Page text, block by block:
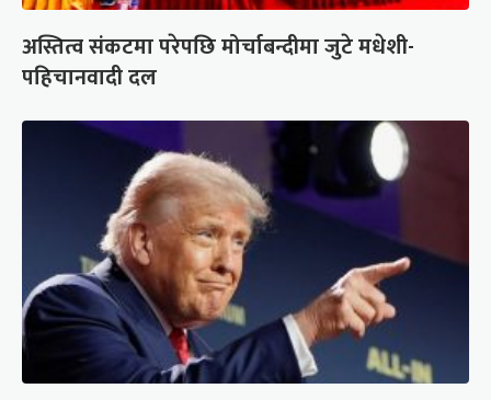
अस्तित्व संकटमा परेपछि मोर्चाबन्दीमा जुटे मधेशी-
पहिचानवादी दल